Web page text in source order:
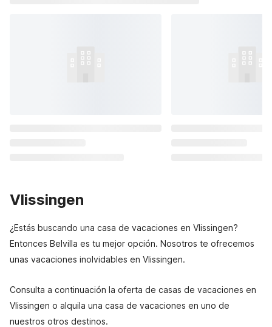
Vlissingen
¿Estás buscando una casa de vacaciones en Vlissingen?
Entonces Belvilla es tu mejor opción. Nosotros te ofrecemos
unas vacaciones inolvidables en Vlissingen.
Consulta a continuación la oferta de casas de vacaciones en
Vlissingen o alquila una casa de vacaciones en uno de
nuestros otros destinos.